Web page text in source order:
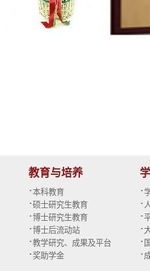
教育与培养
·本科教育
·硕士研究生教育
·博士研究生教育
·博士后流动站
·教学研究、成果及平台
·奖助学金
·
·
·
·
·
·